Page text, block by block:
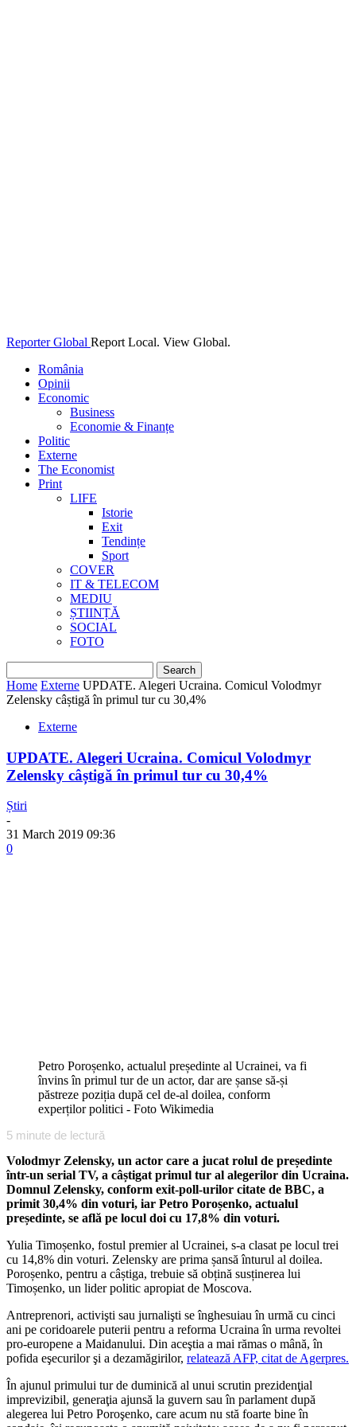
Reporter Global Report Local. View Global.
România
Opinii
Economic
Business
Economie & Finanțe
Politic
Externe
The Economist
Print
LIFE
Istorie
Exit
Tendințe
Sport
COVER
IT & TELECOM
MEDIU
ȘTIINȚĂ
SOCIAL
FOTO
Home Externe UPDATE. Alegeri Ucraina. Comicul Volodmyr
Zelensky câștigă în primul tur cu 30,4%
Externe
UPDATE. Alegeri Ucraina. Comicul Volodmyr
Zelensky câștigă în primul tur cu 30,4%
Știri
-
31 March 2019 09:36
0
Petro Poroșenko, actualul președinte al Ucrainei, va fi
învins în primul tur de un actor, dar are șanse să-și
păstreze poziția după cel de-al doilea, conform
experților politici - Foto Wikimedia
5 minute de lectură
Volodmyr Zelensky, un actor care a jucat rolul de președinte
într-un serial TV, a câștigat primul tur al alegerilor din Ucraina.
Domnul Zelensky, conform exit-poll-urilor citate de BBC, a
primit 30,4% din voturi, iar Petro Poroșenko, actualul
președinte, se află pe locul doi cu 17,8% din voturi.
Yulia Timoșenko, fostul premier al Ucrainei, s-a clasat pe locul trei
cu 14,8% din voturi. Zelensky are prima șansă înturul al doilea.
Poroșenko, pentru a câștiga, trebuie să obțină susținerea lui
Timoșenko, un lider politic apropiat de Moscova.
Antreprenori, activişti sau jurnalişti se înghesuiau în urmă cu cinci
ani pe coridoarele puterii pentru a reforma Ucraina în urma revoltei
pro-europene a Maidanului. Din aceştia a mai rămas o mână, în
pofida eşecurilor şi a dezamăgirilor, relatează AFP, citat de Agerpres.
În ajunul primului tur de duminică al unui scrutin prezidenţial
imprevizibil, generaţia ajunsă la guvern sau în parlament după
alegerea lui Petro Poroşenko, care acum nu stă foarte bine în